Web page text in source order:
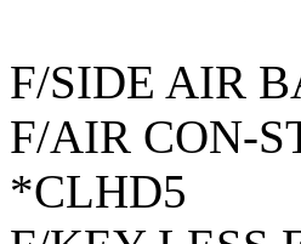
F/SIDE AIR
F/AIR CON-
*CLHD5